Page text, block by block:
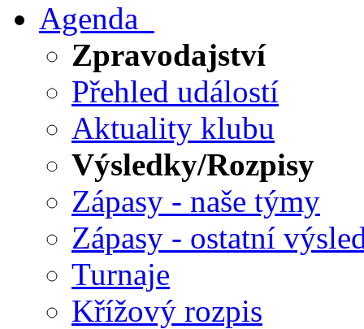
Agenda
Zpravodajství
Přehled událostí
Aktuality klubu
Výsledky/Rozpisy
Zápasy - naše týmy
Zápasy - ostatní
Turnaje
Křížový rozpis